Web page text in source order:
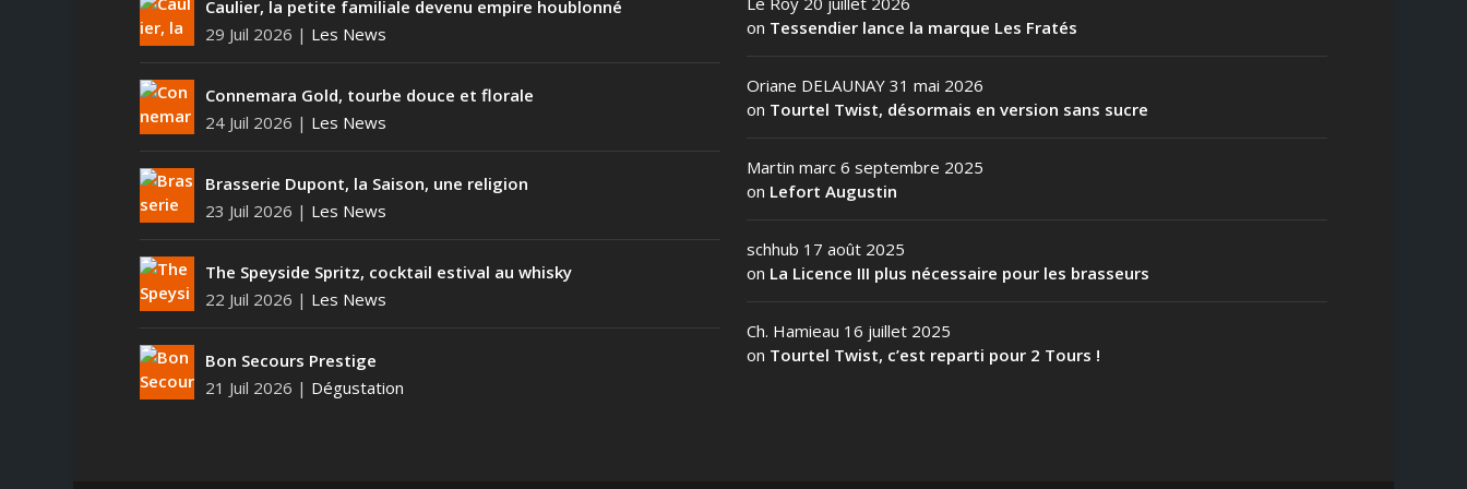
Caulier, la petite familiale devenu empire houblonné
29 Juil 2026 | Les News
Connemara Gold, tourbe douce et florale
24 Juil 2026 | Les News
Brasserie Dupont, la Saison, une religion
23 Juil 2026 | Les News
The Speyside Spritz, cocktail estival au whisky
22 Juil 2026 | Les News
Bon Secours Prestige
21 Juil 2026 | Dégustation
on Tessendier lance la marque Les Fratés
Oriane DELAUNAY 31 mai 2026
on Tourtel Twist, désormais en version sans sucre
Martin marc 6 septembre 2025
on Lefort Augustin
schhub 17 août 2025
on La Licence III plus nécessaire pour les brasseurs
Ch. Hamieau 16 juillet 2025
on Tourtel Twist, c’est reparti pour 2 Tours !